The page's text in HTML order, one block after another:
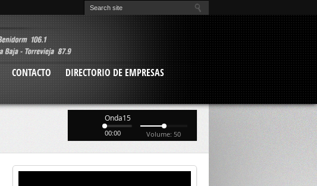
CONTACTO
DIRECTORIO DE EMPRESAS
Onda15
00:00 Volume: 50